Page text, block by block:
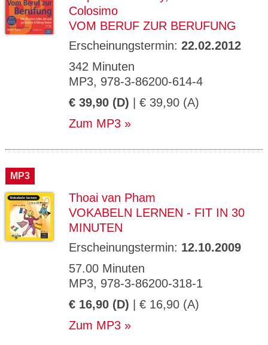
Colosimo
VOM BERUF ZUR BERUFUNG
Erscheinungstermin: 22.02.2012
342 Minuten
MP3, 978-3-86200-614-4
€ 39,90 (D) | € 39,90 (A)
Zum MP3
MP3
Thoai van Pham
VOKABELN LERNEN - FIT IN 30
MINUTEN
Erscheinungstermin: 12.10.2009
57.00 Minuten
MP3, 978-3-86200-318-1
€ 16,90 (D) | € 16,90 (A)
Zum MP3